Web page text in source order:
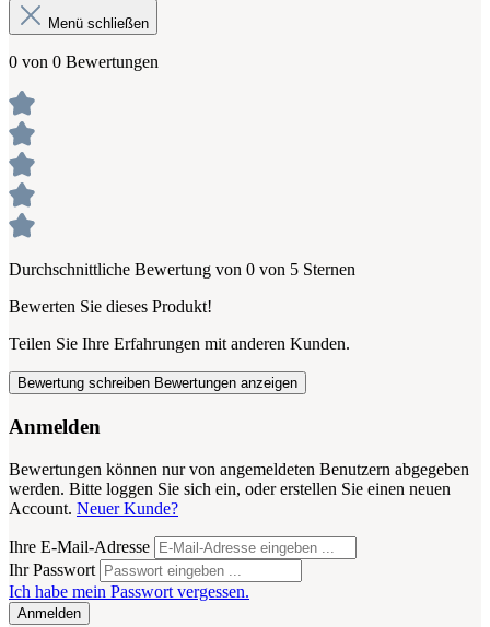
Menü schließen
0 von 0 Bewertungen
Durchschnittliche Bewertung von 0 von 5 Sternen
Bewerten Sie dieses Produkt!
Teilen Sie Ihre Erfahrungen mit anderen Kunden.
Bewertung schreiben Bewertungen anzeigen
Anmelden
Bewertungen können nur von angemeldeten Benutzern abgegeben
werden. Bitte loggen Sie sich ein, oder erstellen Sie einen neuen
Account. Neuer Kunde?
Ihre E-Mail-Adresse
Ihr Passwort
Ich habe mein Passwort vergessen.
Anmelden